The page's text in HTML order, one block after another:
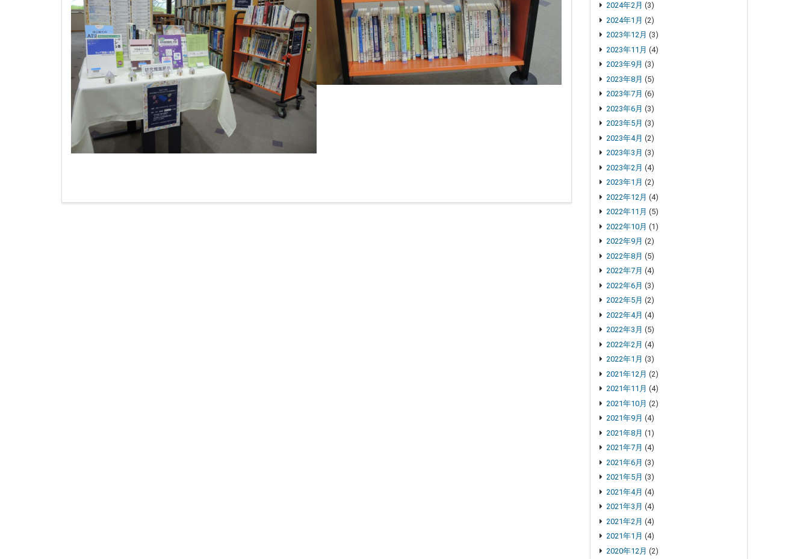
2024年2月 (3)
2024年1月 (2)
2023年12月 (3)
2023年11月 (4)
2023年9月 (3)
2023年8月 (5)
2023年7月 (6)
2023年6月 (3)
2023年5月 (3)
2023年4月 (2)
2023年3月 (3)
2023年2月 (4)
2023年1月 (2)
2022年12月 (4)
2022年11月 (5)
2022年10月 (1)
2022年9月 (2)
2022年8月 (5)
2022年7月 (4)
2022年6月 (3)
2022年5月 (2)
2022年4月 (4)
2022年3月 (5)
2022年2月 (4)
2022年1月 (3)
2021年12月 (2)
2021年11月 (4)
2021年10月 (2)
2021年9月 (4)
2021年8月 (1)
2021年7月 (4)
2021年6月 (3)
2021年5月 (3)
2021年4月 (4)
2021年3月 (4)
2021年2月 (4)
2021年1月 (4)
2020年12月 (2)